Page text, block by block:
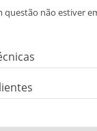
questão não estiver